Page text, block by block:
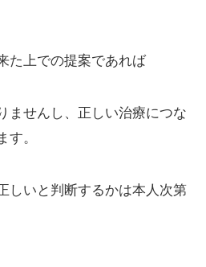
た上での提案であれば
ませんし、正しい治療につな
す。
しいと判断するかは本人次第